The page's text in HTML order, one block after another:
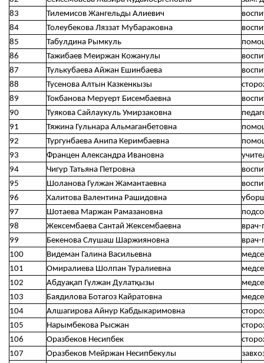
83
Тилемисов Жангельды Алиевич
84
Толеубекова Ляззат Мубараковна
85
Табулдина Рымкуль
86
Тажибаев Меиржан Кожанулы
87
Тулькубаева Айжан Ешинбаева
88
Тусенова Алтын Казкенкызы
89
Токбанова Меруерт Бисембаевна
90
Туякова Сайлаукуль Умирзаковна
91
Тяжина Гульнара Альмаганбетовна
92
Тургунбаева Анипа Керимбаевна
93
Францен Александра Ивановна
94
Чигур Татьяна Петровна
95
Шоланова Гулжан Жамантаевна
96
Халитова Валентина Рашидовна
97
Шотаева Маржан Рамазановна
98
Жексембаева Сантай Жексембаевна
врач-
99
Бекенова Слушаш Шаржияновна
врач-
100
Видеман Галина Васильевна
101
Омиралиева Шолпан Туралиевна
102
Абдуақап Гүлжан Дулатқызы
103
Баядилова Ботагоз Кайратовна
104
Алшагирова Айнур Кабдыкаримовна
105
Нарымбекова Рысжан
106
Оразбеков Несипбек
107
Оразбеков Мейржан Несипбекулы